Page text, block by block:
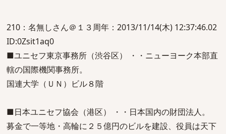
210：名無しさん＠１３周年：2013/11/14(木) 12:37:46.02
ID:0Zsit1aq0
■ユニセフ東京事務所（渋谷区） ・・ニューヨーク本部直
轄の国際機関事務所。
国連大学（ＵＮ）ビル８階
■日本ユニセフ協会（港区） ・・日本国内の財団法人。
募金で一等地・高輪に２５億円のビルを建設、役員は天下